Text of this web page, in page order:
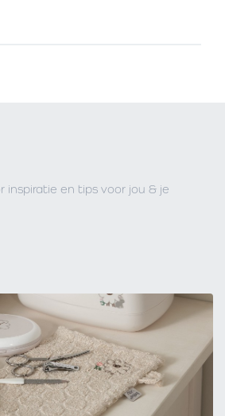
inspiratie en tips voor jou & je